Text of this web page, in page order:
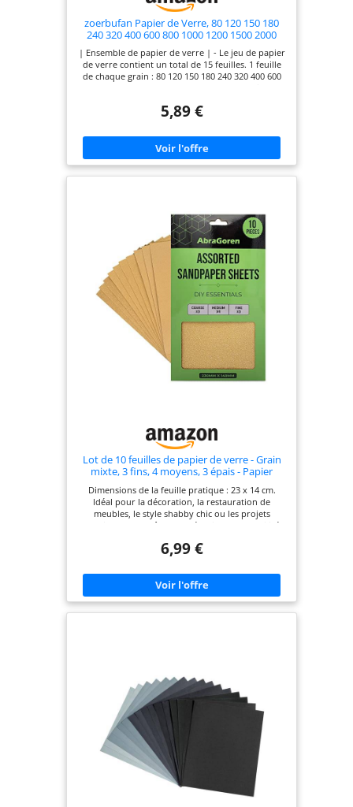
zoerbufan Papier de Verre, 80 120 150 180
240 320 400 600 800 1000 1200 1500 2000
2500 3000 Grain Papier Abrasif Eau/Sec 9 X
3,6 Inch Pour Polir Le Métal, Le Bois, Les
Voitureshumide
| Ensemble de papier de verre | - Le jeu de papier
de verre contient un total de 15 feuilles. 1 feuille
de chaque grain : 80 120 150 180 240 320 400 600
Les feuilles de papier de verre sont de haute
ne se fissureront pas et ne se casseront pas et sont
très durables. | Confortable et pratique | - Des
granulométries suffisamment différentes et un
petit papier de verre pratique pour les petites
coupé à la taille souhaitée pour une utilisation à la
main ou avec un bloc de ponçage. | Applications
étendues | - Les feuilles de papier de verre
peuvent poncer des objets tels que des pièces de
voiture, du bois, du métal, de la peinture, de la
pierre, des murs et du carrelage.
5,89 €
Lot de 10 feuilles de papier de verre - Grain
mixte, 3 fins, 4 moyens, 3 épais - Papier
Dimensions de la feuille pratique : 23 x 14 cm.
Idéal pour la décoration, la restauration de
meubles, le style shabby chic ou les projets
d'artisanat. Peut être coupé facilement et utilisé
de papiers abrasifs à grains mélangés vous permet
préparation complète de la surface. C'est un
excellent choix que vous décoriez une pièce ou
que vous fassiez un vieux article rouillé.
Assortiment de 10 feuilles, grain fin, moyen et
abrasif est adapté pour le bois, le métal et le
plâtre. Idéal pour enlever la rouille, la peinture, le
vernis. Peut être utilisé comme papier de verre
pour les murs et est idéal pour le ponçage des
plaques de plâtre ou des cloisons sèches. Matériau
de haute qualité qui ne se déchire pas et ne
s'obstrue pas Le papier de support solide fournit
une base vendue pour un matériau abrasif extra
tranchant et durable.
6,99 €